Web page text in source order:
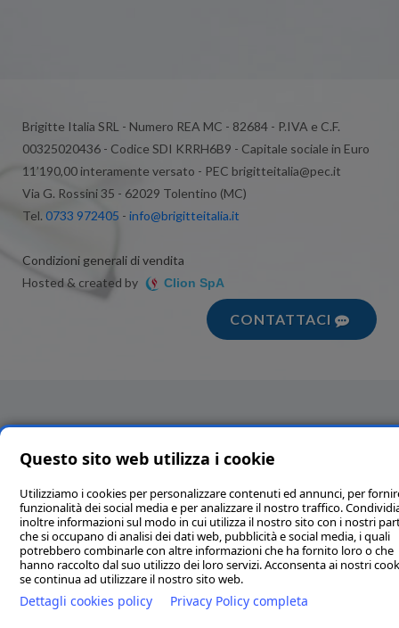
Brigitte Italia SRL - Numero REA MC - 82684 - P.IVA e C.F.
00325020436 - Codice SDI KRRH6B9 - Capitale sociale in Euro
11’190,00 interamente versato - PEC brigitteitalia@pec.it
Via G. Rossini 35 - 62029 Tolentino (MC)
Tel. 0733 972405 - info@brigitteitalia.it
Condizioni generali di vendita
Hosted & created by
Clion SpA
CONTATTACI
Questo sito web utilizza i cookie
Utilizziamo i cookies per personalizzare contenuti ed annunci, per
funzionalità dei social media e per analizzare il nostro traffico.
inoltre informazioni sul modo in cui utilizza il nostro sito con i nostri
che si occupano di analisi dei dati web, pubblicità e social media, i quali
potrebbero combinarle con altre informazioni che ha fornito loro o che
hanno raccolto dal suo utilizzo dei loro servizi. Acconsenta ai nostri
se continua ad utilizzare il nostro sito web.
Dettagli cookies policy Privacy Policy completa